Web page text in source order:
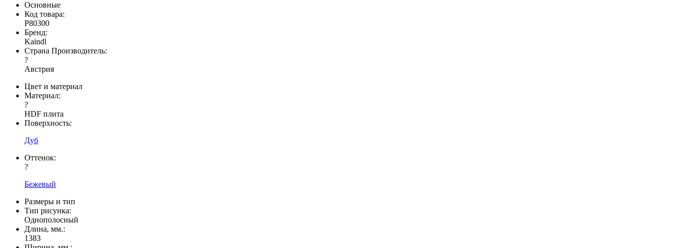
Основные
Код товара:
P80300
Бренд:
Kaindl
Страна Производитель:
?
Австрия
Цвет и материал
Материал:
?
HDF плита
Поверхность:
Дуб
Оттенок:
?
Бежевый
Размеры и тип
Тип рисунка:
Однополосный
Длина, мм.:
1383